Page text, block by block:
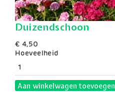
Duizendschoon
€ 4,50
Hoeveelheid
Aan winkelwagen toevoegen